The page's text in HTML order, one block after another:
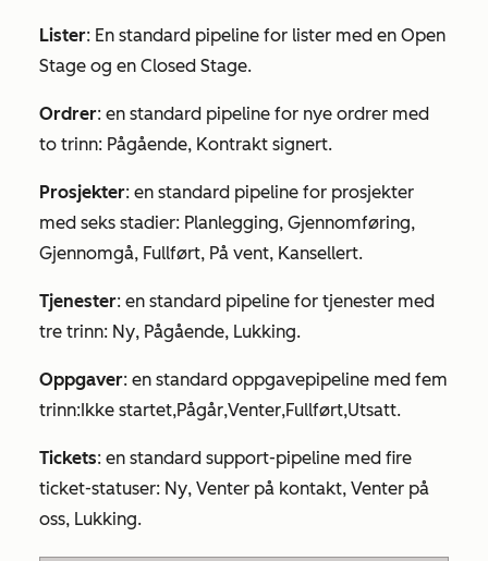
Lister: En standard pipeline for lister med en Open
Stage og en Closed Stage.
Ordrer: en standard pipeline for nye ordrer med
to trinn: Pågående, Kontrakt signert.
Prosjekter: en standard pipeline for prosjekter
med seks stadier: Planlegging, Gjennomføring,
Gjennomgå, Fullført, På vent, Kansellert.
Tjenester: en standard pipeline for tjenester med
tre trinn: Ny, Pågående, Lukking.
Oppgaver: en standard oppgavepipeline med fem
trinn: Ikke startet,Pågår,Venter,Fullført,Utsatt.
Tickets: en standard support-pipeline med fire
ticket-statuser: Ny, Venter på kontakt, Venter på
oss, Lukking.